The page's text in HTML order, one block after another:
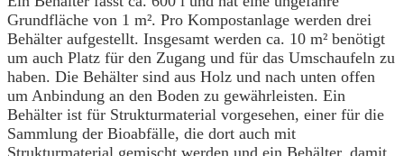
Grundfläche von 1 m². Pro Kompostanlage werden drei
Behälter aufgestellt. Insgesamt werden ca. 10 m² benötigt
um auch Platz für den Zugang und für das Umschaufeln zu
haben. Die Behälter sind aus Holz und nach unten offen
um Anbindung an den Boden zu gewährleisten. Ein
Behälter ist für Strukturmaterial vorgesehen, einer für die
Sammlung der Bioabfälle, die dort auch mit